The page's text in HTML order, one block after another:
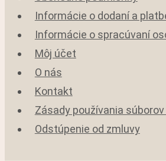
Informácie o dodaní a
Informácie o spracúvaní
Môj účet
O nás
Kontakt
Zásady používania súborov
Odstúpenie od zmluvy